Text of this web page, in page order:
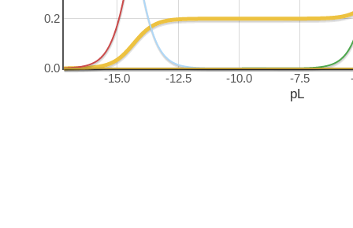
-15.0 -12.5 -10.0 -7.5
0.0
0.2
pL